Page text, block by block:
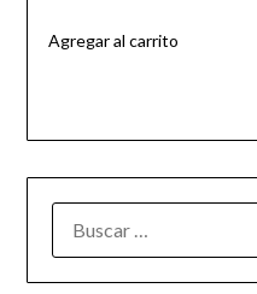
Agregar al carrito